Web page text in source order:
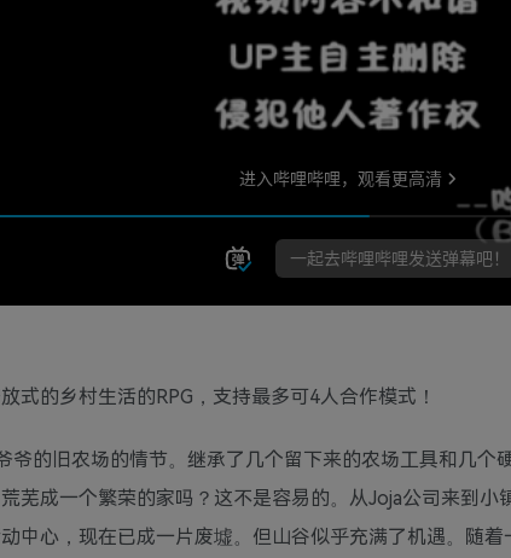
式的乡村生活的RPG，支持最多可4人合作模式！
的旧农场的情节。继承了几个留下来的农场工具和几个
芜成一个繁荣的家吗？这不是容易的。从Joja公司来到
心，现在已成一片废墟。但山谷似乎充满了机遇。随着